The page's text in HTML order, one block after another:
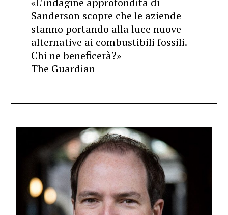
Sanderson scopre che le aziende
stanno portando alla luce nuove
alternative ai combustibili fossili.
Chi ne beneficerà?»
The Guardian